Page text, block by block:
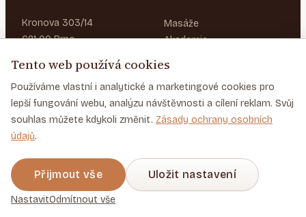
Kronova 303/14
621 00 Brno
+420 777 071 641
vitej@duseatelo.cz
Masáže
Akademie
Blog
© 2026 Duše a tělo. Všechna práva vyhrazena.
Podmínky použití
Tento web používá cookies
Používáme vlastní i analytické a marketingové cookies pro
lepší fungování webu, analýzu návštěvnosti a cílení reklam. Svůj
souhlas můžete kdykoli změnit. Zásady ochrany osobních
údajů.
Přijmout vše Uložit nastavení
NastavitOdmítnout vše